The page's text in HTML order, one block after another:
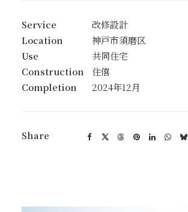
日本語
ENGLISH
Service
改修設計
Location
神戸市須磨区
Use
共同住宅
Construction
住僖
Completion
2024年12月
Share